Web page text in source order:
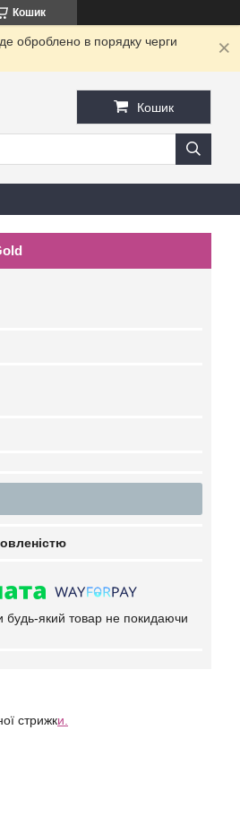
Кошик
оброблено в порядку черги
Кошик
будь-який товар не покидаючи
стрижки.